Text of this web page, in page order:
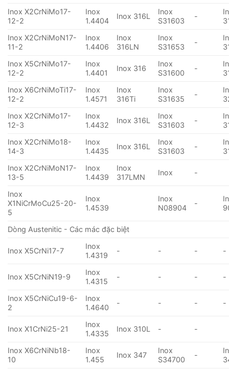
Inox X2CrNiMo17-
12-2
Inox
1.4404
Inox 316L
Inox
S31603
-
Inox X2CrNiMoN17-
11-2
Inox
1.4406
Inox
316LN
Inox
S31653
-
Inox X5CrNiMo17-
12-2
Inox
1.4401
Inox 316
Inox
S31600
-
Inox X6CrNiMoTi17-
12-2
Inox
1.4571
Inox
316Ti
Inox
S31635
-
Inox X2CrNiMo17-
12-3
Inox
1.4432
Inox 316L
Inox
S31603
-
Inox X2CrNiMo18-
14-3
Inox
1.4435
Inox 316L
Inox
S31603
-
Inox X2CrNiMoN17-
13-5
Inox
1.4439
Inox
317LMN
Inox -
Inox
X1NiCrMoCu25-20-
5
Inox
1.4539
Inox
N08904
-
Dòng Austenitic - Các mác đặc biệt
Inox X5CrNi17-7
Inox
1.4319
- - - -
Inox X5CrNiN19-9
Inox
1.4315
- - - -
Inox X5CrNiCu19-6-
2
Inox
1.4640
- - - -
Inox X1CrNi25-21
Inox
1.4335
Inox 310L - -
Inox X6CrNiNb18-
10
Inox
1.455
Inox 347
Inox
S34700
-